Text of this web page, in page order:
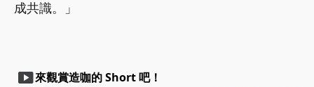
成共識。」
smart_display來觀賞造咖的 Short 吧！